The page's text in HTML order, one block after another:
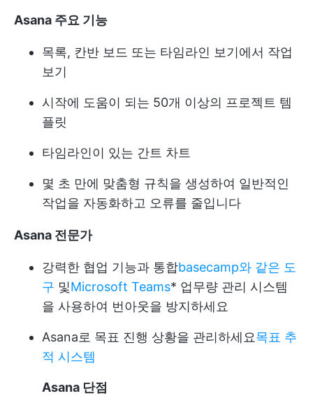
Asana 주요 기능
목록, 칸반 보드 또는 타임라인 보기에서 작업
보기
시작에 도움이 되는 50개 이상의 프로젝트 템
플릿
타임라인이 있는 간트 차트
몇 초 만에 맞춤형 규칙을 생성하여 일반적인
작업을 자동화하고 오류를 줄입니다
Asana 전문가
강력한 협업 기능과 통합basecamp와 같은 도
구 및Microsoft Teams* 업무량 관리 시스템
을 사용하여 번아웃을 방지하세요
Asana로 목표 진행 상황을 관리하세요목표 추
적 시스템
Asana 단점